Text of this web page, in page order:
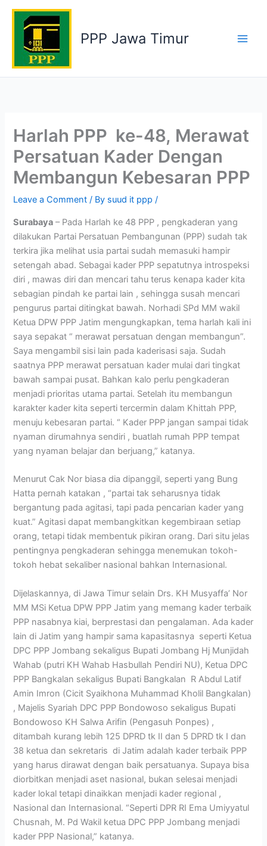
Skip
content
PPP Jawa Timur
Harlah PPP ke-48, Merawat
Persatuan Kader Dengan
Membangun Kebesaran PPP
Leave a Comment / By suud it ppp/
Surabaya – Pada Harlah ke 48 PPP , pengkaderan yang
dilakukan Partai Persatuan Pembangunan (PPP) sudah tak
terkira jika melihat usia partai sudah memasuki hampir
setengah abad. Sebagai kader PPP sepatutnya introspeksi
diri , mawas diri dan mencari tahu terus kenapa kader kita
sebagian pindah ke partai lain , sehingga susah mencari
pengurus partai ditingkat bawah. Norhadi SPd MM wakil
Ketua DPW PPP Jatim mengungkapkan, tema harlah kali ini
saya sepakat “ merawat persatuan dengan membangun”.
Saya mengambil sisi lain pada kaderisasi saja. Sudah
saatnya PPP merawat persatuan kader mulai dari tingkat
bawah sampai pusat. Bahkan kalo perlu pengkaderan
menjadi prioritas utama partai. Setelah itu membangun
karakter kader kita seperti tercermin dalam Khittah PPP,
menuju kebesaran partai. “ Kader PPP jangan sampai tidak
nyaman dirumahnya sendiri , buatlah rumah PPP tempat
yang nyaman belajar dan berjuang,” katanya.
Menurut Cak Nor biasa dia dipanggil, seperti yang Bung
Hatta pernah katakan , “partai tak seharusnya tidak
bergantung pada agitasi, tapi pada pencarian kader yang
kuat.” Agitasi dapat membangkitkan kegembiraan setiap
orang, tetapi tidak membentuk pikiran orang. Dari situ jelas
pentingnya pengkaderan sehingga menemukan tokoh-
tokoh hebat sekaliber nasional bahkan Internasional.
Dijelaskannya, di Jawa Timur selain Drs. KH Musyaffa’ Nor
MM MSi Ketua DPW PPP Jatim yang memang kader terbaik
PPP nasabnya kiai, berprestasi dan pengalaman. Ada kader
lain di Jatim yang hampir sama kapasitasnya seperti Ketua
DPC PPP Jombang sekaligus Bupati Jombang Hj Munjidah
Wahab (putri KH Wahab Hasbullah Pendiri NU), Ketua DPC
PPP Bangkalan sekaligus Bupati Bangkalan R Abdul Latif
Amin Imron (Cicit Syaikhona Muhammad Kholil Bangkalan)
, Majelis Syariah DPC PPP Bondowoso sekaligus Bupati
Bondowoso KH Salwa Arifin (Pengasuh Ponpes) ,
ditambah kurang lebih 125 DPRD tk II dan 5 DPRD tk I dan
38 ketua dan sekretaris di Jatim adalah kader terbaik PPP
yang harus dirawat dengan baik persatuanya. Supaya bisa
diorbitkan menjadi aset nasional, bukan selesai menjadi
kader lokal tetapi dinaikkan menjadi kader regional ,
Nasional dan Internasional. “Seperti DPR RI Ema Umiyyatul
Chusnah, M. Pd Wakil ketua DPC PPP Jombang menjadi
kader PPP Nasional,” katanya.